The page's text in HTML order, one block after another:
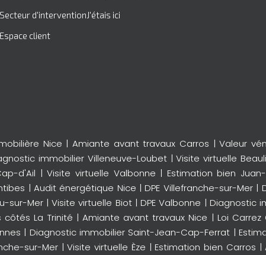
Secteur d'intervention
Espace client
J'étais ici
Nice |Amiante avant travaux Carros |Valeur
immobilier Villeneuve-Loubet|Visite virtuelle
d'Ail |Visite virtuelle Valbonne | Estimation bien
| Audit énergétique Nice |DPE Villefranche-sur-Mer|
sur-Mer|Visite virtuelle Biot|DPE Valbonne | Diagnostic
côtés La Trinité | Amiante avant travaux Nice | Loi Carrez
| Diagnostic immobilier Saint-Jean-Cap-Ferrat |
sur-Mer|Visite virtuelle Èze |Estimation bien Carros |